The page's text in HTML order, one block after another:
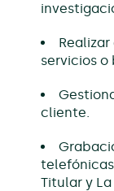
servicios o
cliente.
Titular y